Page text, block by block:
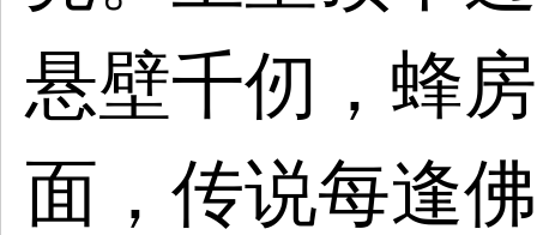
悬壁千仞，蜂
面，传说每逢